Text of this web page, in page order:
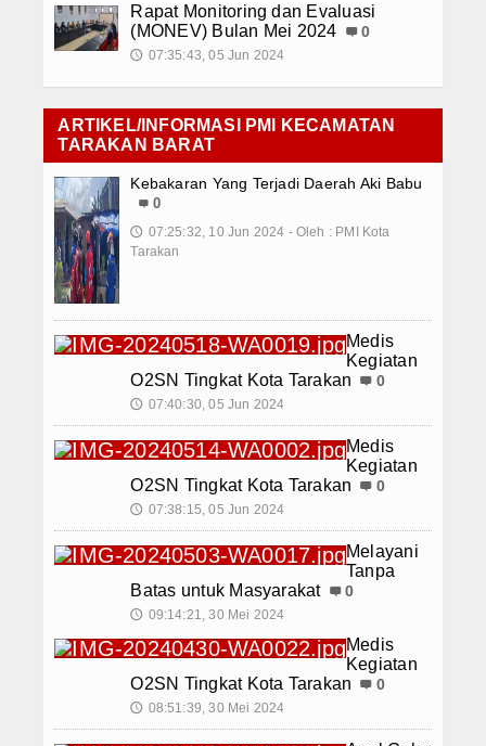
Rapat Monitoring dan Evaluasi
(MONEV) Bulan Mei 2024
0
🕔 07:35:43, 05 Jun 2024
ARTIKEL/INFORMASI PMI KECAMATAN
TARAKAN BARAT
Kebakaran Yang Terjadi Daerah Aki Babu
0
🕔 07:25:32, 10 Jun 2024 - Oleh : PMI Kota
Tarakan
Medis
Kegiatan
O2SN Tingkat Kota Tarakan
0
🕔 07:40:30, 05 Jun 2024
Medis
Kegiatan
O2SN Tingkat Kota Tarakan
0
🕔 07:38:15, 05 Jun 2024
Melayani
Tanpa
Batas untuk Masyarakat
0
🕔 09:14:21, 30 Mei 2024
Medis
Kegiatan
O2SN Tingkat Kota Tarakan
0
🕔 08:51:39, 30 Mei 2024